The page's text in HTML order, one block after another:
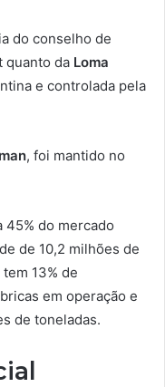
do conselho de
quanto da Loma
e controlada pela
, foi mantido no
45% do mercado
de 10,2 milhões de
13% de
em operação e
de toneladas.